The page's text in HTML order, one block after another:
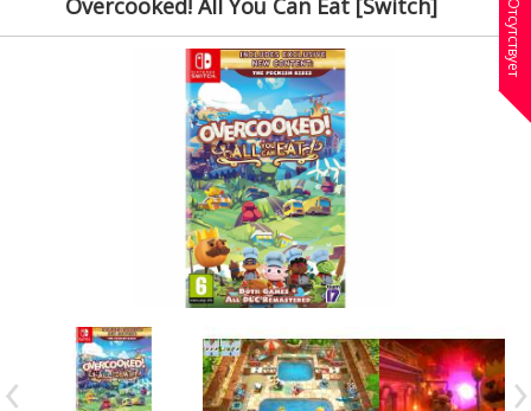
Overcooked! All You Can Eat [Switch] Отсутствует